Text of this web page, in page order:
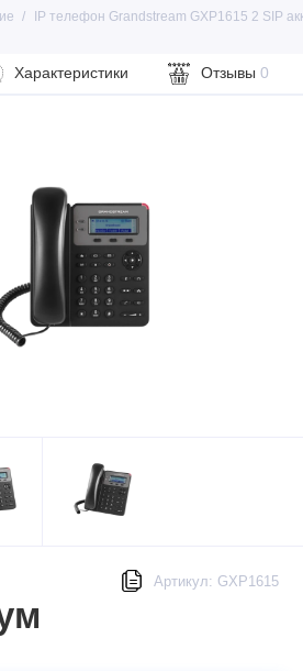
IP телефон Grandstream GXP1615 2 SIP
Характеристики Отзывы 0
Артикул: GXP1615